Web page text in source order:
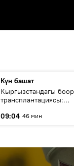
Күн башат
Кыргызстандагы боор
трансплантациясы:
келечеги
09:04 46 мин